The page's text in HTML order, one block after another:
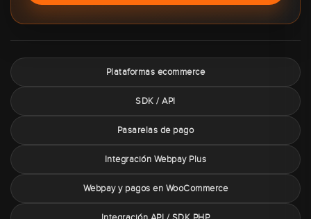
Plataformas ecommerce
SDK / API
Pasarelas de pago
Integración Webpay Plus
Webpay y pagos en WooCommerce